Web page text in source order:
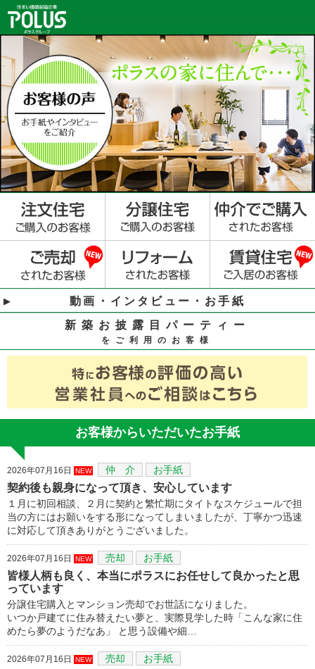
動画・インタビュー・お手紙
新築お披露目パーティー
をご利用のお客様
お客様からいただいたお手紙
2026年07月16日 NEW 仲 介 お手紙
契約後も親身になって頂き、安心しています
１月に初回相談、２月に契約と繁忙期にタイトなスケジュールで担
当の方にはお願いをする形になってしまいましたが、丁寧かつ迅速
に対応して頂きありがとうございました。
2026年07月16日 NEW 売却 お手紙
皆様人柄も良く、本当にポラスにお任せして良かったと思
っています
分譲住宅購入とマンション売却でお世話になりました。
いつか戸建てに住み替えたい夢と、実際見学した時「こんな家に住
めたら夢のようだなあ」 と思う設備や細…
2026年07月16日 NEW 売却 お手紙